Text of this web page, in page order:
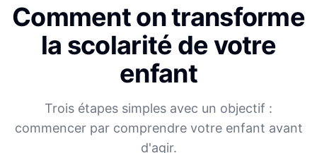
Comment on transforme
la scolarité de votre
enfant
Trois étapes simples avec un objectif :
commencer par comprendre votre enfant avant
d'agir.